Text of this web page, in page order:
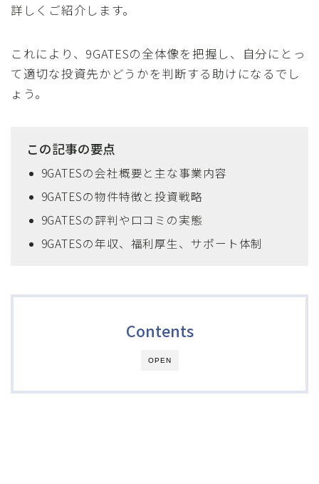
詳しくご紹介します。
これにより、9GATESの全体像を把握し、自分にとっ
て適切な投資先かどうかを判断する助けになるでし
ょう。
この記事の要点
9GATESの会社概要と主な事業内容
9GATESの物件特徴と投資戦略
9GATESの評判や口コミの実態
9GATESの年収、福利厚生、サポート体制
OPEN
Contents